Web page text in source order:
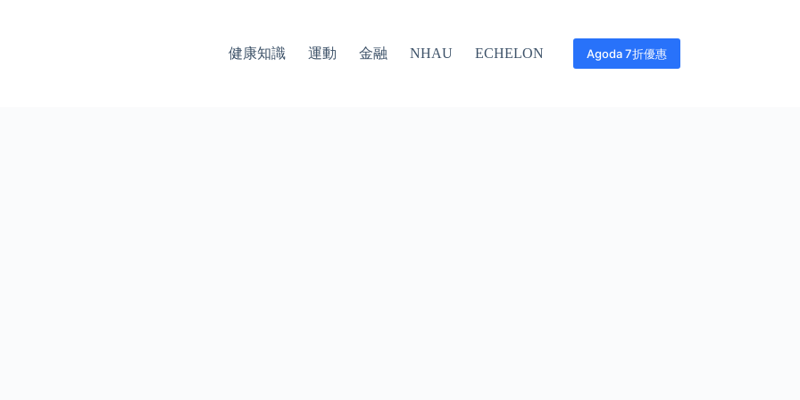
健康知識 運動 金融 NHAU ECHELON Agoda 7折優惠